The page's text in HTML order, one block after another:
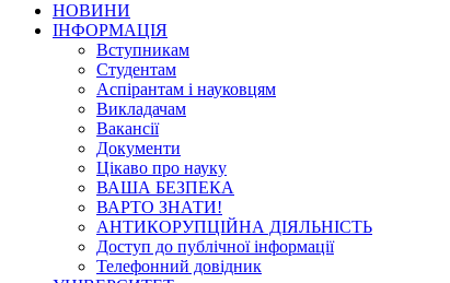
НОВИНИ
ІНФОРМАЦІЯ
Вступникам
Студентам
Аспірантам і науковцям
Викладачам
Вакансії
Документи
Цікаво про науку
ВАША БЕЗПЕКА
ВАРТО ЗНАТИ!
АНТИКОРУПЦІЙНА ДІЯЛЬНІСТЬ
Доступ до публічної інформації
Телефонний довідник